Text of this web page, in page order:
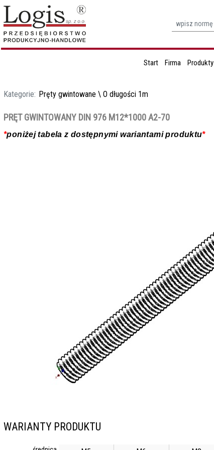
Start Firma Produkty
Kategorie: Pręty gwintowane \ O długości 1m
PRĘT GWINTOWANY DIN 976 M12*1000 A2-70
*poniżej tabela z dostępnymi wariantami produktu*
WARIANTY PRODUKTU